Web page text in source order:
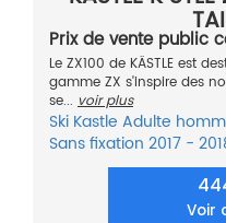
Prix de vente public
Le ZX100 de KÄSTLE est
gamme ZX s'inspire des
se... voir plus
Ski Kastle Adulte
Sans fixation 2017 -
Voir